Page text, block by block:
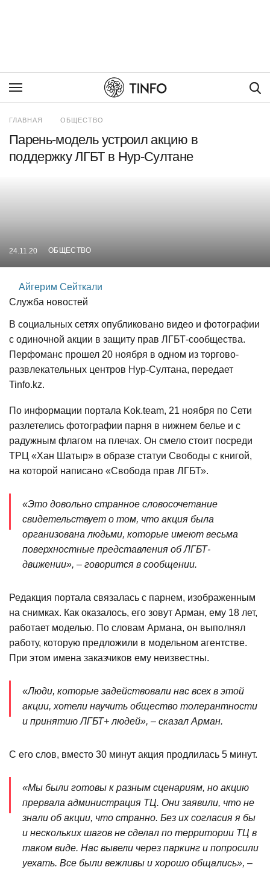
ГЛАВНАЯ ОБЩЕСТВО
Парень-модель устроил акцию в
поддержку ЛГБТ в Нур-Султане
24.11.20 ОБЩЕСТВО
Айгерим Сейткали
Служба новостей
В социальных сетях опубликовано видео и фотографии
с одиночной акции в защиту прав ЛГБТ-сообщества.
Перфоманс прошел 20 ноября в одном из торгово-
развлекательных центров Нур-Султана, передает
Tinfo.kz.
По информации портала Kok.team, 21 ноября по Сети
разлетелись фотографии парня в нижнем белье и с
радужным флагом на плечах. Он смело стоит посреди
ТРЦ «Хан Шатыр» в образе статуи Свободы с книгой,
на которой написано «Свобода прав ЛГБТ».
«Это довольно странное словосочетание
свидетельствует о том, что акция была
организована людьми, которые имеют весьма
поверхностные представления об ЛГБТ-
движении», – говорится в сообщении.
Редакция портала связалась с парнем, изображенным
на снимках. Как оказалось, его зовут Арман, ему 18 лет,
работает моделью. По словам Армана, он выполнял
работу, которую предложили в модельном агентстве.
При этом имена заказчиков ему неизвестны.
«Люди, которые задействовали нас всех в этой
акции, хотели научить общество толерантности
и принятию ЛГБТ+ людей», – сказал Арман.
С его слов, вместо 30 минут акция продлилась 5 минут.
«Мы были готовы к разным сценариям, но акцию
прервала администрация ТЦ. Они заявили, что не
знали об акции, что странно. Без их согласия я бы
и нескольких шагов не сделал по территории ТЦ в
таком виде. Нас вывели через паркинг и попросили
уехать. Все были вежливы и хорошо общались», –